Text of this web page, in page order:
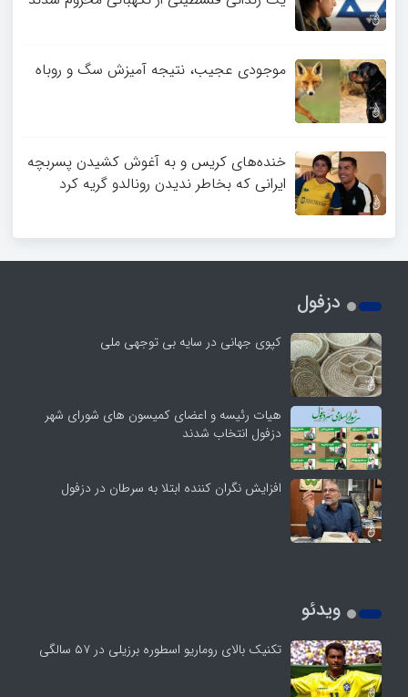
موجودی عجیب، نتیجه آمیزش سگ و روباه
خنده‌های کریس و به آغوش کشیدن پسربچه
ایرانی که بخاطر ندیدن رونالدو گریه کرد
دزفول
کپوی جهانی در سایه بی توجهی ملی
هیات رئیسه و اعضای کمیسون های شورای شهر
دزفول انتخاب شدند
افزایش نگران کننده ابتلا به سرطان در دزفول
ویدئو
تکنیک بالای روماریو اسطوره برزیلی در ۵۷ سالگی